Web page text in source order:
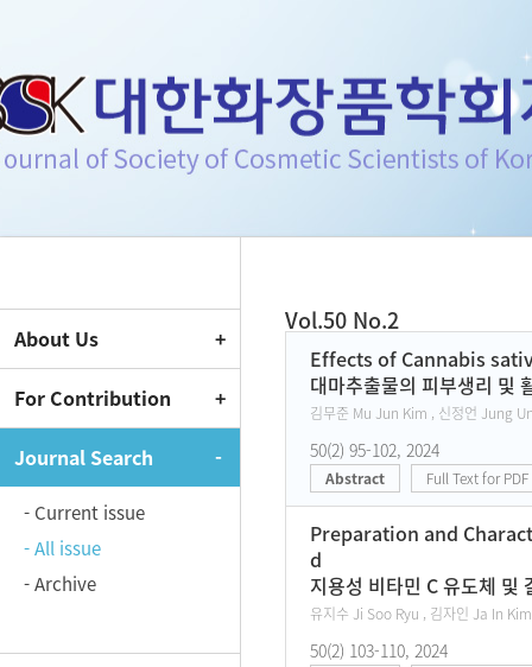
Journal of Society of
About Us
For Contribution
Journal Search
- Current issue
- All issue
- Archive
Vol.50 No.2
Effects of Cannabis
대마추출물의 피부생리 및
김무준 Mu Jun Kim , 신정언 Jung
50(2) 95-102, 2024
Abstract Full Text for PDF
Preparation and
d
지용성 비타민 C 유도체 및
유지수 Ji Soo Ryu , 김자인 Ja In
50(2) 103-110, 2024